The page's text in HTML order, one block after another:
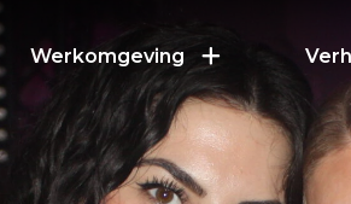
Werkomgeving